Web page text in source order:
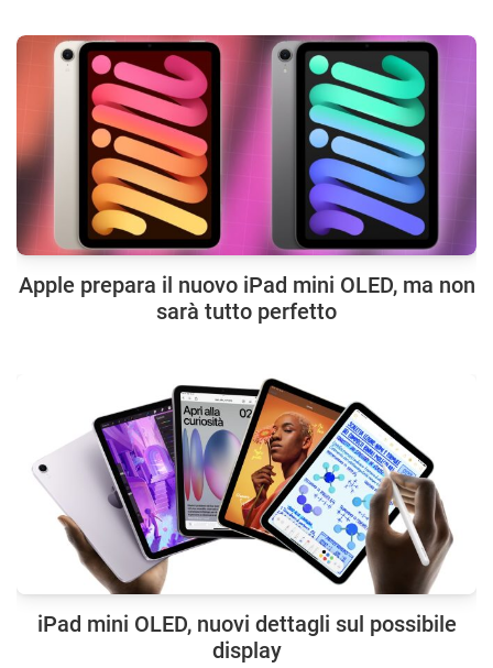
Apple prepara il nuovo iPad mini OLED, ma non
sarà tutto perfetto
iPad mini OLED, nuovi dettagli sul possibile
display